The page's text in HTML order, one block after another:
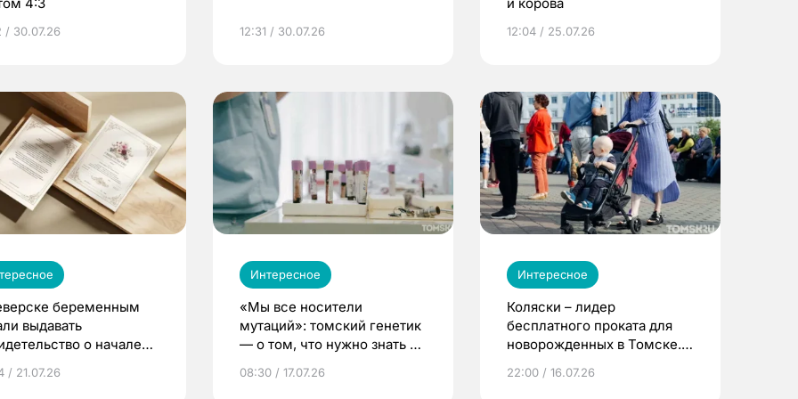
4:3
/ 30.07.26 12:31 / 30.07.26
и корова
12:04 / 25.07.26
беременным
выдавать
о начале
/ 21.07.26
Интересное
«Мы все носители
мутаций»: томский генетик
— о том, что нужно знать до
08:30 / 17.07.26
Интересное
Коляски – лидер
бесплатного проката для
новорожденных в Томске.
22:00 / 16.07.26